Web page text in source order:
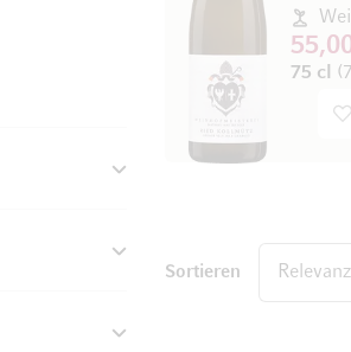
75 cl
Sortieren Unten